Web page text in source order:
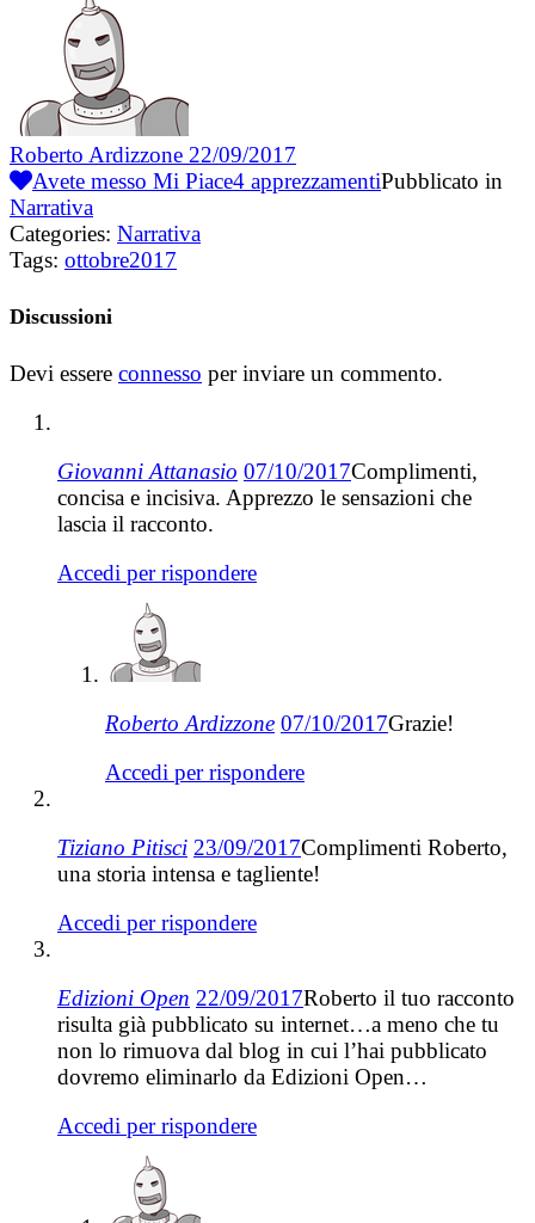
Roberto Ardizzone 22/09/2017
Avete messo Mi Piace4 apprezzamentiPubblicato in
Narrativa
Categories: Narrativa
Tags: ottobre2017
Discussioni
Devi essere connesso per inviare un commento.
Giovanni Attanasio 07/10/2017Complimenti,
concisa e incisiva. Apprezzo le sensazioni che
lascia il racconto.
Accedi per rispondere
Roberto Ardizzone 07/10/2017Grazie!
Accedi per rispondere
Tiziano Pitisci 23/09/2017Complimenti Roberto,
una storia intensa e tagliente!
Accedi per rispondere
Edizioni Open 22/09/2017Roberto il tuo racconto
risulta già pubblicato su internet…a meno che tu
non lo rimuova dal blog in cui l’hai pubblicato
dovremo eliminarlo da Edizioni Open…
Accedi per rispondere